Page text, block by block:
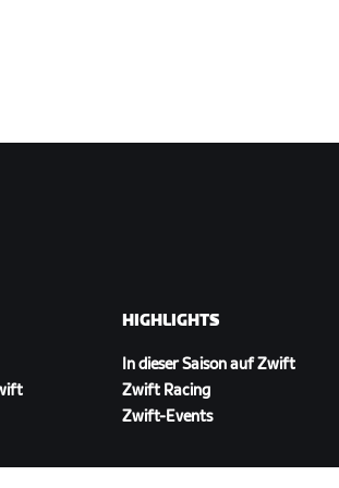
HIGHLIGHTS
In dieser Saison auf Zwift
Zwift Racing
Zwift-Events